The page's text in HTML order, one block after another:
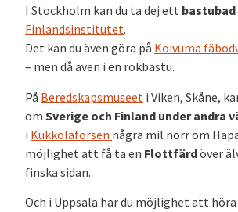
I Stockholm kan du ta dej ett bastubad
Finlandsinstitutet.
Det kan du även göra på Koivuma
– men då även i en rökbastu.
På Beredskapsmuseet i Viken, Skåne,
om Sverige och Finland under andra
i Kukkolaforsen några mil norr om
möjlighet att få ta en Flottfärdöver
finska sidan.
Och i Uppsala har du möjlighet att